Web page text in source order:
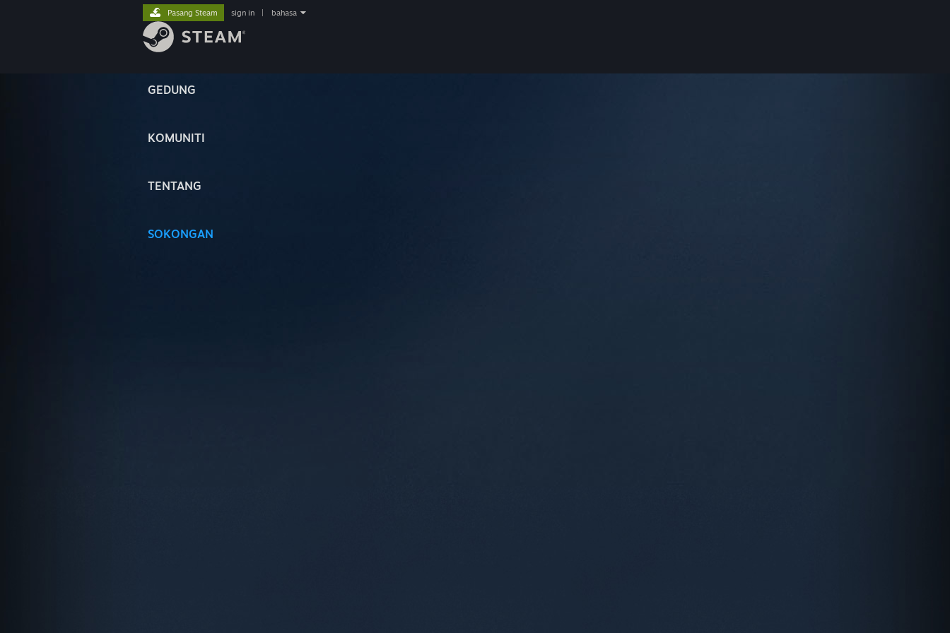
GEDUNG
KOMUNITI
TENTANG
SOKONGAN
Pasang Steam sign in bahasa